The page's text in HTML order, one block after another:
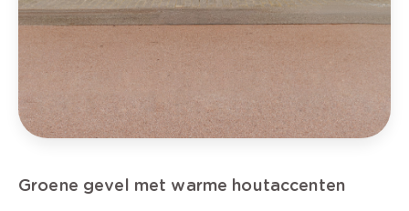
Groene gevel met warme houtaccenten